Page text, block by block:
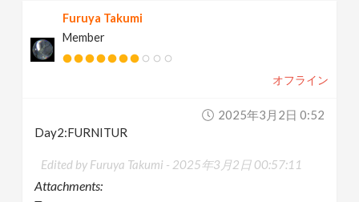
Furuya Takumi
Member
オフライン
2025年3月2日 0:52
Day2:FURNITUR
Edited by Furuya Takumi - 2025年3月2日 00:57:11
Attachments: